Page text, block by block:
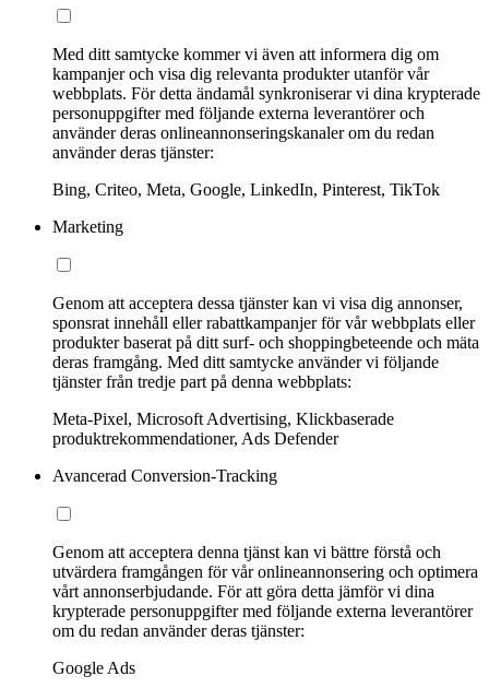
Med ditt samtycke kommer vi även att informera dig om
kampanjer och visa dig relevanta produkter utanför vår
webbplats. För detta ändamål synkroniserar vi dina krypterade
personuppgifter med följande externa leverantörer och
använder deras onlineannonseringskanaler om du redan
använder deras tjänster:
Bing, Criteo, Meta, Google, LinkedIn, Pinterest, TikTok
Marketing
Genom att acceptera dessa tjänster kan vi visa dig annonser,
sponsrat innehåll eller rabattkampanjer för vår webbplats eller
produkter baserat på ditt surf- och shoppingbeteende och mäta
deras framgång. Med ditt samtycke använder vi följande
tjänster från tredje part på denna webbplats:
Meta-Pixel, Microsoft Advertising, Klickbaserade
produktrekommendationer, Ads Defender
Avancerad Conversion-Tracking
Genom att acceptera denna tjänst kan vi bättre förstå och
utvärdera framgången för vår onlineannonsering och optimera
vårt annonserbjudande. För att göra detta jämför vi dina
krypterade personuppgifter med följande externa leverantörer
om du redan använder deras tjänster:
Google Ads